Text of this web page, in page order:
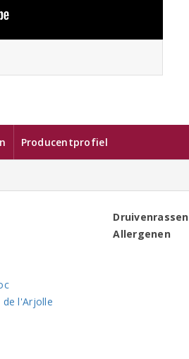
Producentprofiel
de l'Arjolle
Druivenrassen
Allergenen